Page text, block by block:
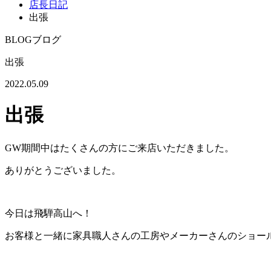
店長日記
出張
BLOGブログ
出張
2022.05.09
出張
GW期間中はたくさんの方にご来店いただきました。
ありがとうございました。
今日は飛騨高山へ！
お客様と一緒に家具職人さんの工房やメーカーさんのショー